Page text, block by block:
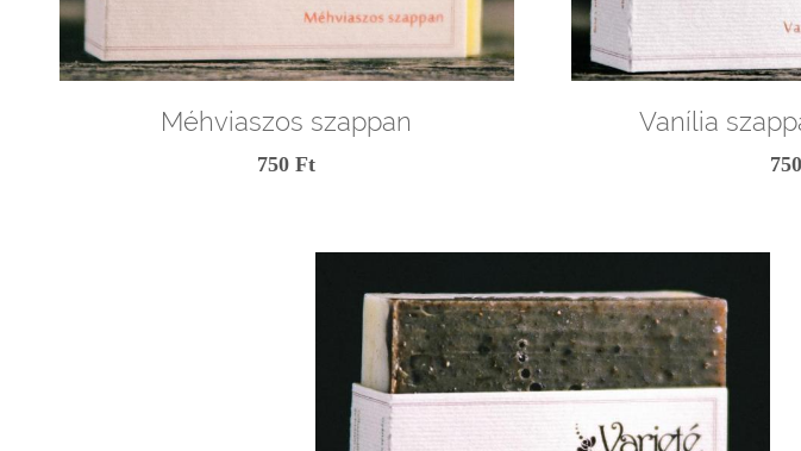
Méhviaszos szappan
750 Ft
Vanília